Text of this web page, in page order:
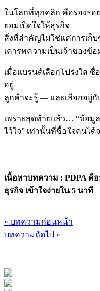
ในโลกที่ทุกคลิก คือร่องร
ยอมเปิดใจให้ธุรกิจ
สิ่งที่สำคัญไม่ใช่แค่การเก็
เคารพความเป็นเจ้าของข้
เมื่อแบรนด์เลือกโปร่งใส
อยู่
ลูกค้าจะรู้ — และเลือกอยู่
เพราะสุดท้ายแล้ว… “ข้อมู
ไว้ใจ” เท่านั้นที่ซื้อใจคนได้
เนื้อหาบทความ : PDPA คื
ธุรกิจ เข้าใจง่ายใน 5 นาที
« บทความก่อนหน้า
บทความถัดไป »